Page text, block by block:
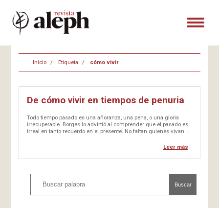
Inicio Etiqueta cómo vivir
De cómo vivir en tiempos de penuria
Todo tiempo pasado es una añoranza, una pena, o una gloria
irrecuperable. Borges lo advirtió al comprender que el pasado es
irreal en tanto recuerdo en el presente. No faltan quienes vivan
Leer más
Buscar